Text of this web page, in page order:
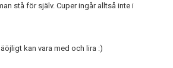
stå för själv. Cuper ingår alltså inte i
kan vara med och lira :)